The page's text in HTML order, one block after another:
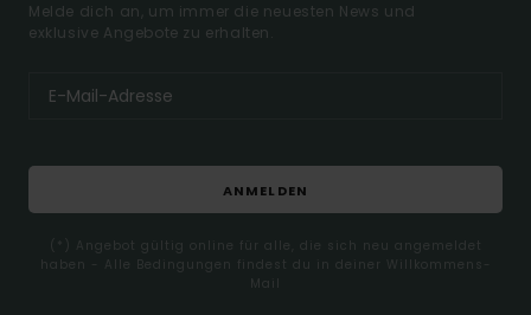
Melde dich an, um immer die neuesten News und
exklusive Angebote zu erhalten.
ANMELDEN
(*) Angebot gültig online für alle, die sich neu angemeldet
haben - Alle Bedingungen findest du in deiner Willkommens-
Mail